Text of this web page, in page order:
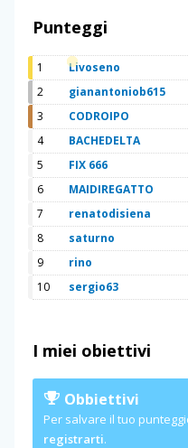
Punteggi
1 Livoseno
2
gianantoniob615
3
CODROIPO
4
BACHEDELTA
5
FIX 666
6
MAIDIREGATTO
7
renatodisiena
8
saturno
9
rino
10
sergio63
I miei obiettivi
Obbiettivi
Per salvare il tuo
registrarti.